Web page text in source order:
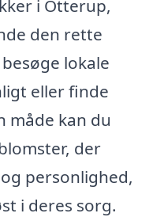
i Otterup,
den rette
lokale
eller finde
måde kan du
der
personlighed,
i deres sorg.